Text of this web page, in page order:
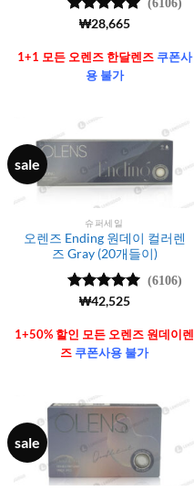
5 중에서
가됨
₩28,665
1+1 모든 오렌즈 한달렌즈쿠폰사
용 불가
sale
슈퍼세일
오렌즈 Ending 원데이 컬러렌
즈 Gray (20개들이)
5 중에서
가됨
(6106)
₩42,525
1+50% 할인 모든 오렌즈 원데이렌
즈 쿠폰사용 불가
sale